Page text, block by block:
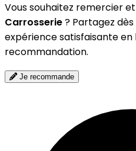
Vous souhaitez remercier
Carrosserie? Partagez
expérience satisfaisante
recommandation.
Je recommande